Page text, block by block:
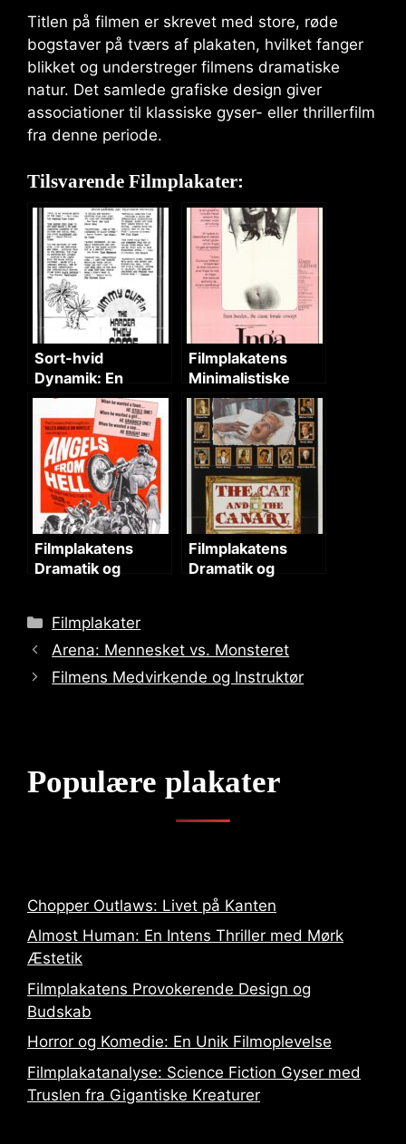
Titlen på filmen er skrevet med store, røde
bogstaver på tværs af plakaten, hvilket fanger
blikket og understreger filmens dramatiske
natur. Det samlede grafiske design giver
associationer til klassiske gyser- eller thrillerfilm
fra denne periode.
Tilsvarende Filmplakater:
Sort-hvid
Dynamik: En
Filmplakats
Æstetik og Jimmy
Cliffs Rolle
Filmplakatens
Minimalistiske
Design og
Provokerende
Tema
Filmplakatens
Dramatik og
Filmplakatens
Dramatik og
Categories
Filmplakater
Arena: Mennesket vs. Monsteret
Filmens Medvirkende og Instruktør
Populære plakater
Chopper Outlaws: Livet på Kanten
Almost Human: En Intens Thriller med Mørk
Æstetik
Filmplakatens Provokerende Design og
Budskab
Horror og Komedie: En Unik Filmoplevelse
Filmplakatanalyse: Science Fiction Gyser med
Truslen fra Gigantiske Kreaturer